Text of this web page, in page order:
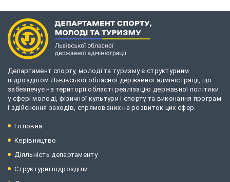
Департамент спорту, молоді та туризму є структурним
підрозділом Львівської обласної державної адміністрації, що
забезпечує на території області реалізацію державної політики
у сфері молоді, фізичної культури і спорту та виконання програм
і здійснення заходів, спрямованих на розвиток цих сфер.
Головна
Керівництво
Діяльність департаменту
Структурні підрозділи